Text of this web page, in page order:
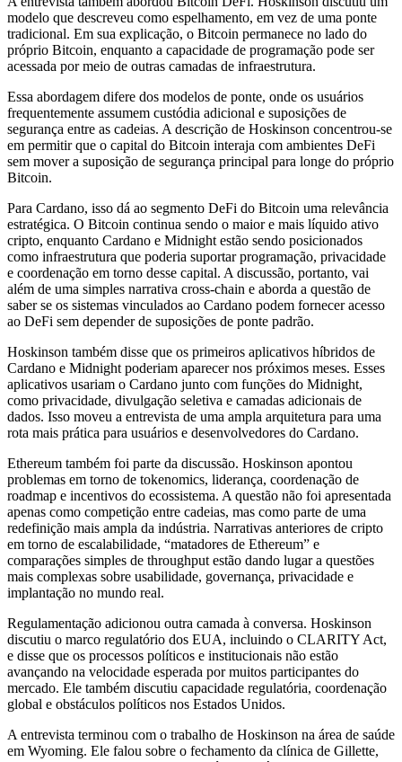
modelo que descreveu como espelhamento, em vez de uma ponte
tradicional. Em sua explicação, o Bitcoin permanece no lado do
próprio Bitcoin, enquanto a capacidade de programação pode ser
acessada por meio de outras camadas de infraestrutura.
Essa abordagem difere dos modelos de ponte, onde os usuários
frequentemente assumem custódia adicional e suposições de
segurança entre as cadeias. A descrição de Hoskinson concentrou-se
em permitir que o capital do Bitcoin interaja com ambientes DeFi
sem mover a suposição de segurança principal para longe do próprio
Bitcoin.
Para Cardano, isso dá ao segmento DeFi do Bitcoin uma relevância
estratégica. O Bitcoin continua sendo o maior e mais líquido ativo
cripto, enquanto Cardano e Midnight estão sendo posicionados
como infraestrutura que poderia suportar programação, privacidade
e coordenação em torno desse capital. A discussão, portanto, vai
além de uma simples narrativa cross-chain e aborda a questão de
saber se os sistemas vinculados ao Cardano podem fornecer acesso
ao DeFi sem depender de suposições de ponte padrão.
Hoskinson também disse que os primeiros aplicativos híbridos de
Cardano e Midnight poderiam aparecer nos próximos meses. Esses
aplicativos usariam o Cardano junto com funções do Midnight,
como privacidade, divulgação seletiva e camadas adicionais de
dados. Isso moveu a entrevista de uma ampla arquitetura para uma
rota mais prática para usuários e desenvolvedores do Cardano.
Ethereum também foi parte da discussão. Hoskinson apontou
problemas em torno de tokenomics, liderança, coordenação de
roadmap e incentivos do ecossistema. A questão não foi apresentada
apenas como competição entre cadeias, mas como parte de uma
redefinição mais ampla da indústria. Narrativas anteriores de cripto
em torno de escalabilidade, “matadores de Ethereum” e
comparações simples de throughput estão dando lugar a questões
mais complexas sobre usabilidade, governança, privacidade e
implantação no mundo real.
Regulamentação adicionou outra camada à conversa. Hoskinson
discutiu o marco regulatório dos EUA, incluindo o CLARITY Act,
e disse que os processos políticos e institucionais não estão
avançando na velocidade esperada por muitos participantes do
mercado. Ele também discutiu capacidade regulatória, coordenação
global e obstáculos políticos nos Estados Unidos.
A entrevista terminou com o trabalho de Hoskinson na área de saúde
em Wyoming. Ele falou sobre o fechamento da clínica de Gillette,